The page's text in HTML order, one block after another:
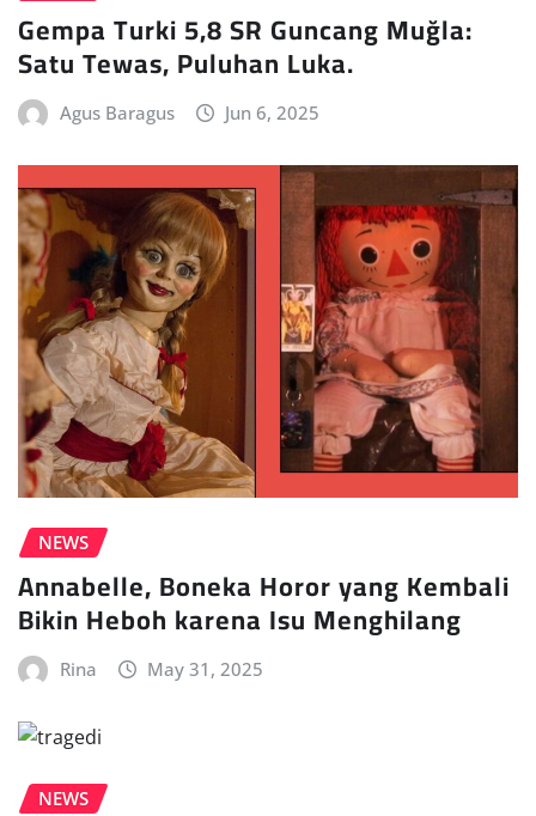
Gempa Turki 5,8 SR Guncang Muğla:
Satu Tewas, Puluhan Luka.
Agus Baragus Jun 6, 2025
NEWS
Annabelle, Boneka Horor yang Kembali
Bikin Heboh karena Isu Menghilang
Rina May 31, 2025
NEWS